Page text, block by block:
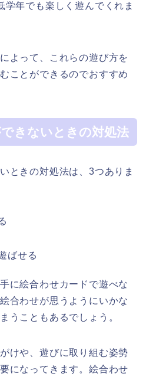
年でも楽しく遊んでくれま
よって、これらの遊び方を
ことができるのでおすすめ
きないときの対処法
ときの対処法は、3つありま
ばせる
に絵合わせカードで遊べな
合わせが思うようにいかな
うこともあるでしょう。
けや、遊びに取り組む姿勢
になってきます。絵合わせ